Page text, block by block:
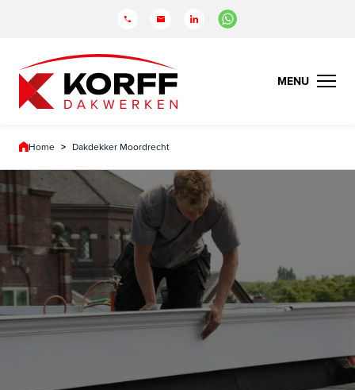
Home > Dakdekker Moordrecht